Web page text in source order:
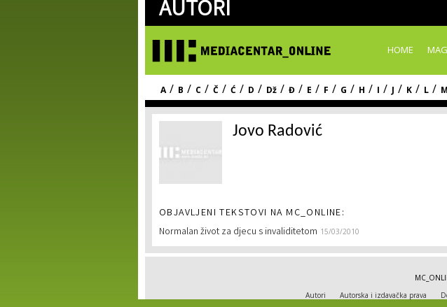
AUTORI
HOME
A / B / C / Č / Ć / D / Dž / Đ / E / F / G / H / I / J / K / L / M
Jovo Radović
OBJAVLJENI TEKSTOVI NA MC_ONLINE:
Normalan život za djecu s invaliditetom 15/03/2010
Autori
Autorska i izdavačka prava